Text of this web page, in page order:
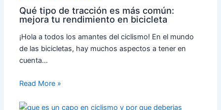
Qué tipo de tracción es más común:
mejora tu rendimiento en bicicleta
¡Hola a todos los amantes del ciclismo! En el mundo
de las bicicletas, hay muchos aspectos a tener en
cuenta…
Read More »